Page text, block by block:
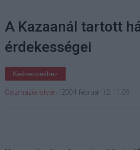
A Kazaanál tartott
érdekességei
Kedvencekhez
Csizmazia István 2004 február 12. 11:09